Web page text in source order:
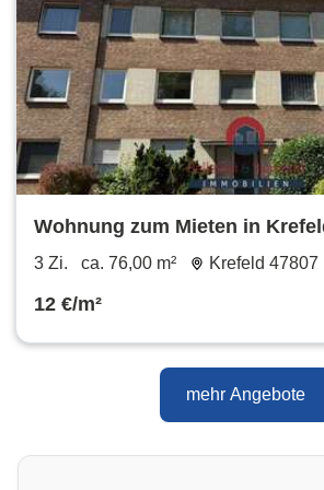
Wohnung zum Mieten in
3 Zi. ca. 76,00 m² Krefeld 47807
12 €/m²
mehr Angebote